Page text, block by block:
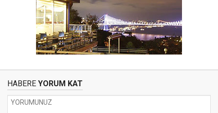
HABERE YORUM KAT